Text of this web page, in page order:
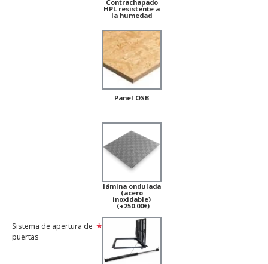
Contrachapado
HPL resistente a
la humedad
Panel OSB
lámina ondulada
(acero
inoxidable)
(+250.00€)
Sistema de apertura de
puertas